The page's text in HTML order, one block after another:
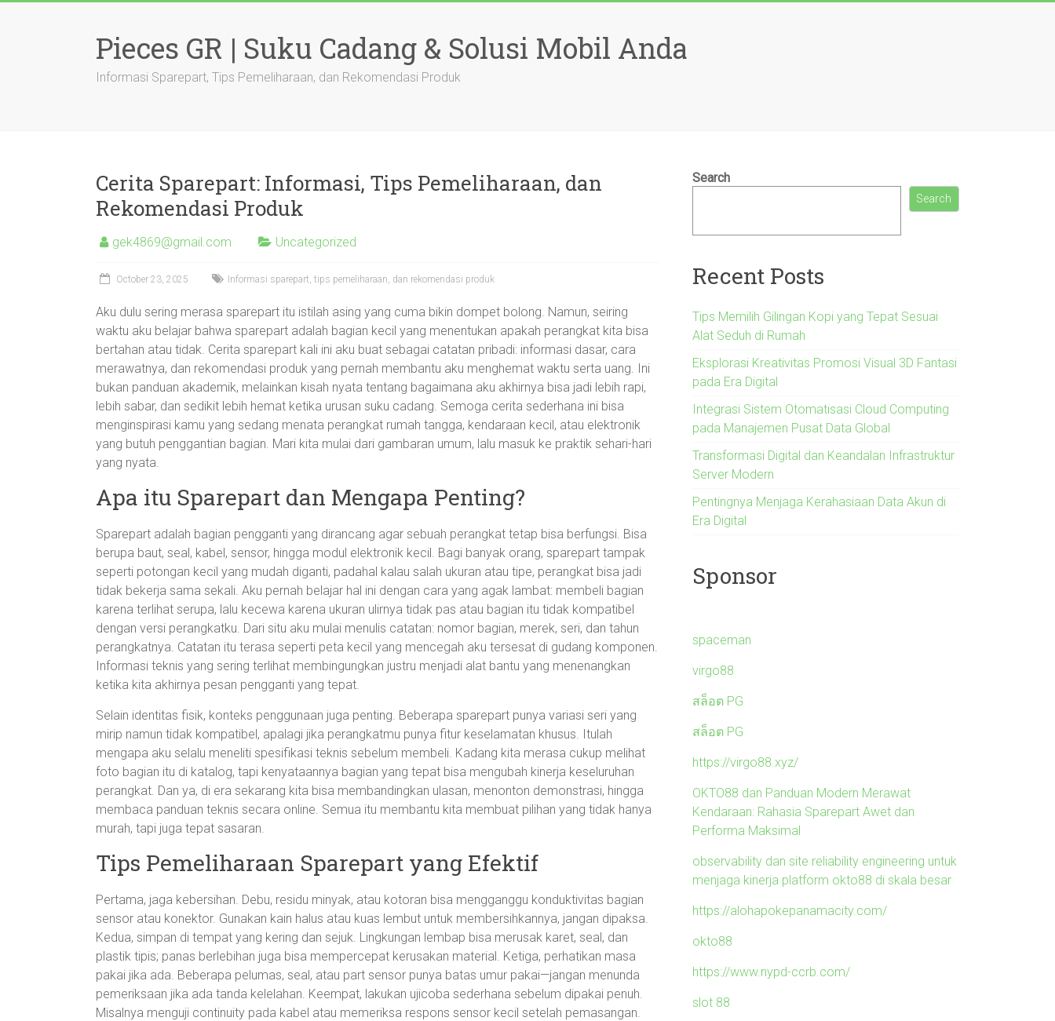
Pieces GR | Suku Cadang & Solusi Mobil Anda
Informasi Sparepart, Tips Pemeliharaan, dan Rekomendasi Produk
Cerita Sparepart: Informasi, Tips Pemeliharaan, dan
Rekomendasi Produk
gek4869@gmail.com Uncategorized
October 23, 2025 Informasi sparepart, tips pemeliharaan, dan rekomendasi produk
Aku dulu sering merasa sparepart itu istilah asing yang cuma bikin dompet bolong. Namun, seiring
waktu aku belajar bahwa sparepart adalah bagian kecil yang menentukan apakah perangkat kita bisa
bertahan atau tidak. Cerita sparepart kali ini aku buat sebagai catatan pribadi: informasi dasar, cara
merawatnya, dan rekomendasi produk yang pernah membantu aku menghemat waktu serta uang. Ini
bukan panduan akademik, melainkan kisah nyata tentang bagaimana aku akhirnya bisa jadi lebih rapi,
lebih sabar, dan sedikit lebih hemat ketika urusan suku cadang. Semoga cerita sederhana ini bisa
menginspirasi kamu yang sedang menata perangkat rumah tangga, kendaraan kecil, atau elektronik
yang butuh penggantian bagian. Mari kita mulai dari gambaran umum, lalu masuk ke praktik sehari-hari
yang nyata.
Apa itu Sparepart dan Mengapa Penting?
Sparepart adalah bagian pengganti yang dirancang agar sebuah perangkat tetap bisa berfungsi. Bisa
berupa baut, seal, kabel, sensor, hingga modul elektronik kecil. Bagi banyak orang, sparepart tampak
seperti potongan kecil yang mudah diganti, padahal kalau salah ukuran atau tipe, perangkat bisa jadi
tidak bekerja sama sekali. Aku pernah belajar hal ini dengan cara yang agak lambat: membeli bagian
karena terlihat serupa, lalu kecewa karena ukuran ulirnya tidak pas atau bagian itu tidak kompatibel
dengan versi perangkatku. Dari situ aku mulai menulis catatan: nomor bagian, merek, seri, dan tahun
perangkatnya. Catatan itu terasa seperti peta kecil yang mencegah aku tersesat di gudang komponen.
Informasi teknis yang sering terlihat membingungkan justru menjadi alat bantu yang menenangkan
ketika kita akhirnya pesan pengganti yang tepat.
Selain identitas fisik, konteks penggunaan juga penting. Beberapa sparepart punya variasi seri yang
mirip namun tidak kompatibel, apalagi jika perangkatmu punya fitur keselamatan khusus. Itulah
mengapa aku selalu meneliti spesifikasi teknis sebelum membeli. Kadang kita merasa cukup melihat
foto bagian itu di katalog, tapi kenyataannya bagian yang tepat bisa mengubah kinerja keseluruhan
perangkat. Dan ya, di era sekarang kita bisa membandingkan ulasan, menonton demonstrasi, hingga
membaca panduan teknis secara online. Semua itu membantu kita membuat pilihan yang tidak hanya
murah, tapi juga tepat sasaran.
Tips Pemeliharaan Sparepart yang Efektif
Pertama, jaga kebersihan. Debu, residu minyak, atau kotoran bisa mengganggu konduktivitas bagian
sensor atau konektor. Gunakan kain halus atau kuas lembut untuk membersihkannya, jangan dipaksa.
Kedua, simpan di tempat yang kering dan sejuk. Lingkungan lembap bisa merusak karet, seal, dan
plastik tipis; panas berlebihan juga bisa mempercepat kerusakan material. Ketiga, perhatikan masa
pakai jika ada. Beberapa pelumas, seal, atau part sensor punya batas umur pakai—jangan menunda
pemeriksaan jika ada tanda kelelahan. Keempat, lakukan ujicoba sederhana sebelum dipakai penuh.
Misalnya menguji continuity pada kabel atau memeriksa respons sensor kecil setelah pemasangan.
Search
Search
Recent Posts
Tips Memilih Gilingan Kopi yang Tepat Sesuai
Alat Seduh di Rumah
Eksplorasi Kreativitas Promosi Visual 3D Fantasi
pada Era Digital
Integrasi Sistem Otomatisasi Cloud Computing
pada Manajemen Pusat Data Global
Transformasi Digital dan Keandalan Infrastruktur
Server Modern
Pentingnya Menjaga Kerahasiaan Data Akun di
Era Digital
Sponsor
spaceman
virgo88
สล็อต PG
สล็อต PG
https://virgo88.xyz/
OKTO88 dan Panduan Modern Merawat
Kendaraan: Rahasia Sparepart Awet dan
Performa Maksimal
observability dan site reliability engineering untuk
menjaga kinerja platform okto88 di skala besar
https://alohapokepanamacity.com/
okto88
https://www.nypd-ccrb.com/
slot 88